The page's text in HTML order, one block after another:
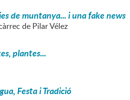
de muntanya... i una fake news
de Pilar Vélez
plantes...
Festa i Tradició